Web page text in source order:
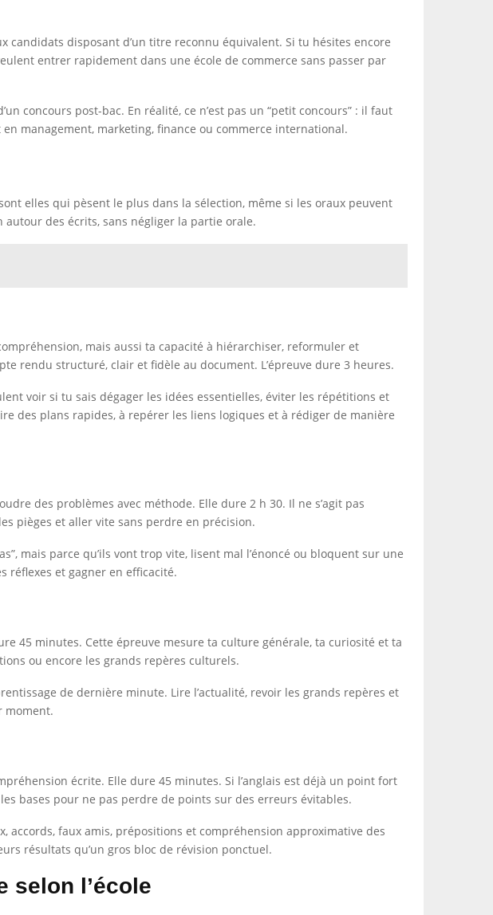
candidats disposant d’un titre reconnu équivalent. Si tu hésites encore
entrer rapidement dans une école de commerce sans passer par
concours post-bac. En réalité, ce n’est pas un “petit concours” : il faut
management, marketing, finance ou commerce international.
elles qui pèsent le plus dans la sélection, même si les oraux peuvent
des écrits, sans négliger la partie orale.
mais aussi ta capacité à hiérarchiser, reformuler et
rendu structuré, clair et fidèle au document. L’épreuve dure 3 heures.
voir si tu sais dégager les idées essentielles, éviter les répétitions et
des plans rapides, à repérer les liens logiques et à rédiger de manière
des problèmes avec méthode. Elle dure 2 h 30. Il ne s’agit pas
pièges et aller vite sans perdre en précision.
mais parce qu’ils vont trop vite, lisent mal l’énoncé ou bloquent sur une
réflexes et gagner en efficacité.
45 minutes. Cette épreuve mesure ta culture générale, ta curiosité et ta
ou encore les grands repères culturels.
de dernière minute. Lire l’actualité, revoir les grands repères et
moment.
écrite. Elle dure 45 minutes. Si l’anglais est déjà un point fort
bases pour ne pas perdre de points sur des erreurs évitables.
accords, faux amis, prépositions et compréhension approximative des
résultats qu’un gros bloc de révision ponctuel.
selon l’école